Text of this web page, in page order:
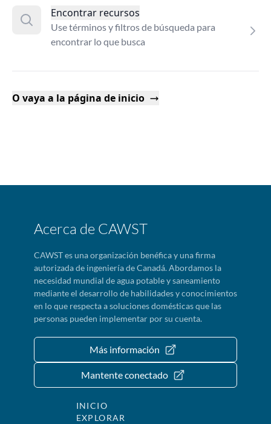
Encontrar recursos
Use términos y filtros de búsqueda para
encontrar lo que busca
O vaya a la página de inicio
Acerca de CAWST
CAWST es una organización benéfica y una firma
autorizada de ingeniería de Canadá. Abordamos la
necesidad mundial de agua potable y saneamiento
mediante el desarrollo de habilidades y conocimientos
en lo que respecta a soluciones domésticas que las
personas pueden implementar por su cuenta.
Más información
Mantente conectado
INICIO
EXPLORAR